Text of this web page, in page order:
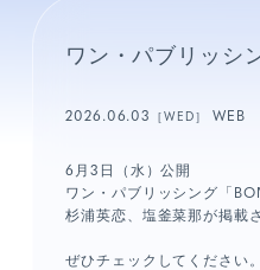
ワン・パブリッシ
2026.06.03 ［WED］ WEB
6月3日（水）公開
ワン・パブリッシング「
杉浦英恋、塩釜菜那が掲載
ぜひチェックしてください。